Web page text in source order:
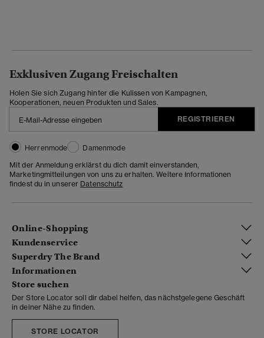
Exklusiven Zugang Freischalten
Holen Sie sich Zugang hinter die Kulissen von Kampagnen,
Kooperationen, neuen Produkten und Sales.
REGISTRIEREN
Herrenmode
Damenmode
Mit der Anmeldung erklärst du dich damit einverstanden,
Marketingmitteilungen von uns zu erhalten. Weitere Informationen
findest du in unserer Datenschutz
Online-Shopping
Kundenservice
Superdry The Brand
Informationen
Store suchen
Der Store Locator soll dir dabei helfen, das nächstgelegene Geschäft
in deiner Nähe zu finden.
STORE LOCATOR